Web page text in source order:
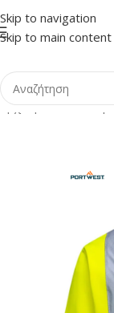
Skip to navigation
Skip to main content
Αρχική σελίδα Shop